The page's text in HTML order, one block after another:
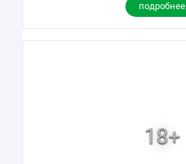
подробнее